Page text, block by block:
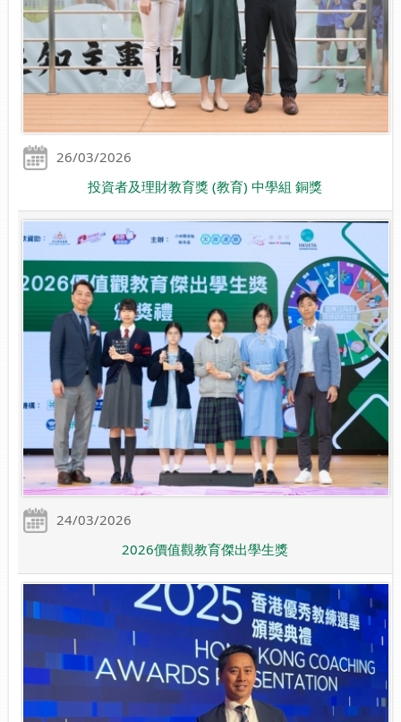
26/03/2026
投資者及理財教育獎 (教育) 中學組 銅獎
24/03/2026
2026價值觀教育傑出學生獎